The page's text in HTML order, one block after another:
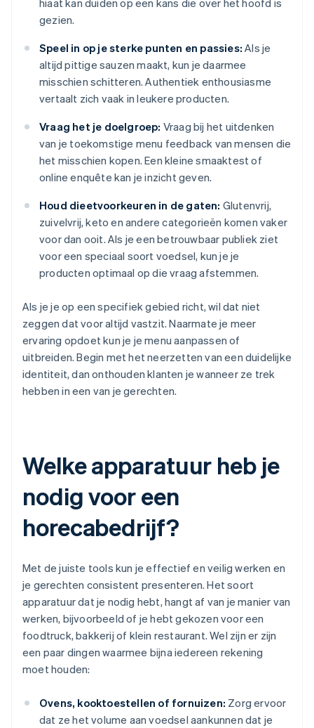
hiaat kan duiden op een kans die over het hoofd is
gezien.
Speel in op je sterke punten en passies: Als je
altijd pittige sauzen maakt, kun je daarmee
misschien schitteren. Authentiek enthousiasme
vertaalt zich vaak in leukere producten.
Vraag het je doelgroep: Vraag bij het uitdenken
van je toekomstige menu feedback van mensen die
het misschien kopen. Een kleine smaaktest of
online enquête kan je inzicht geven.
Houd dieetvoorkeuren in de gaten: Glutenvrij,
zuivelvrij, keto en andere categorieën komen vaker
voor dan ooit. Als je een betrouwbaar publiek ziet
voor een speciaal soort voedsel, kun je je
producten optimaal op die vraag afstemmen.
Als je je op een specifiek gebied richt, wil dat niet
zeggen dat voor altijd vastzit. Naarmate je meer
ervaring opdoet kun je je menu aanpassen of
uitbreiden. Begin met het neerzetten van een duidelijke
identiteit, dan onthouden klanten je wanneer ze trek
hebben in een van je gerechten.
Welke apparatuur heb je
nodig voor een
horecabedrijf?
Met de juiste tools kun je effectief en veilig werken en
je gerechten consistent presenteren. Het soort
apparatuur dat je nodig hebt, hangt af van je manier van
werken, bijvoorbeeld of je hebt gekozen voor een
foodtruck, bakkerij of klein restaurant. Wel zijn er zijn
een paar dingen waarmee bijna iedereen rekening
moet houden:
Ovens, kooktoestellen of fornuizen: Zorg ervoor
dat ze het volume aan voedsel aankunnen dat je